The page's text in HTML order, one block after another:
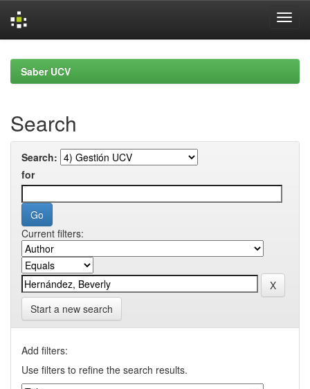
navigationSaber UCV
Search
Search:
for
Current filters:
Start a new search
Add filters:
Use filters to refine the search results.